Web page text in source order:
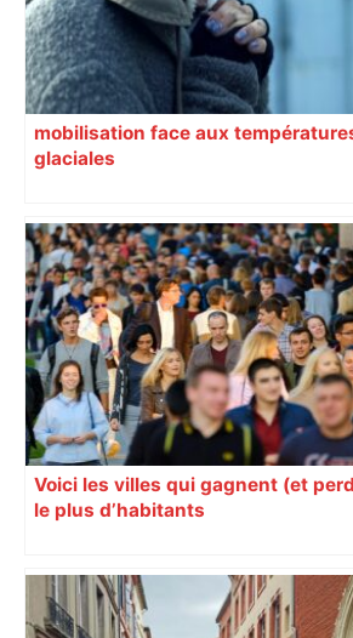
mobilisation face aux
glaciales
Voici les villes qui gagnent (et
le plus d’habitants